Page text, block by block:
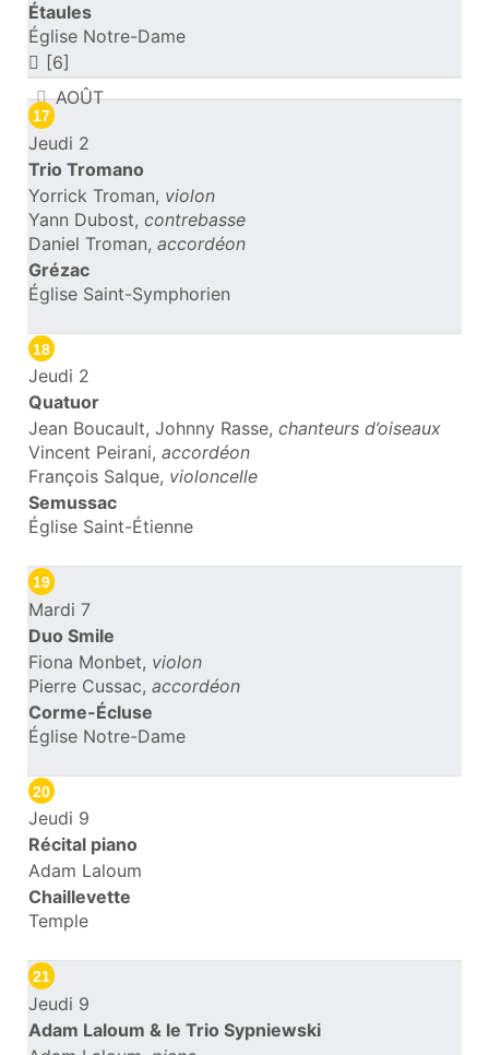
Étaules
Église Notre-Dame
[6]
AOÛT
17
Jeudi 2
Trio Tromano
Yorrick Troman, violon
Yann Dubost, contrebasse
Daniel Troman, accordéon
Grézac
Église Saint-Symphorien
18
Jeudi 2
Quatuor
Jean Boucault, Johnny Rasse, chanteurs d’oiseaux
Vincent Peirani, accordéon
François Salque, violoncelle
Semussac
Église Saint-Étienne
19
Mardi 7
Duo Smile
Fiona Monbet, violon
Pierre Cussac, accordéon
Corme-Écluse
Église Notre-Dame
20
Jeudi 9
Récital piano
Adam Laloum
Chaillevette
Temple
21
Jeudi 9
Adam Laloum & le Trio Sypniewski